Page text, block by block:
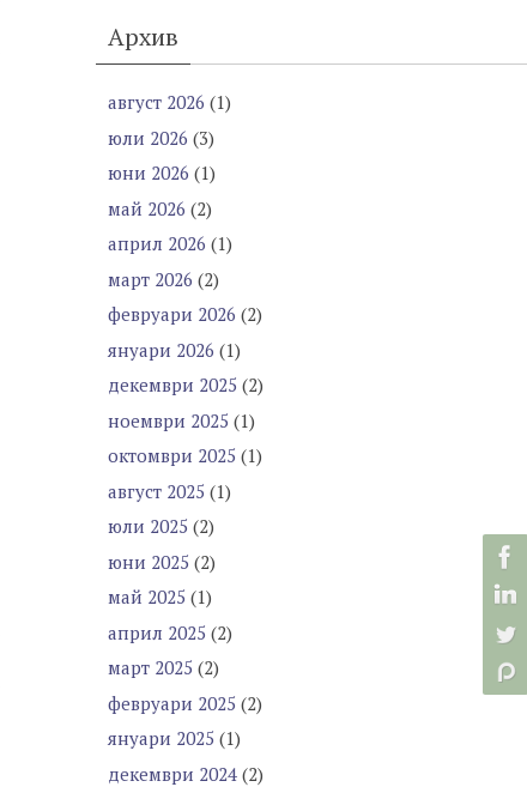
Архив
август 2026 (1)
юли 2026 (3)
юни 2026 (1)
май 2026 (2)
април 2026 (1)
март 2026 (2)
февруари 2026 (2)
януари 2026 (1)
декември 2025 (2)
ноември 2025 (1)
октомври 2025 (1)
август 2025 (1)
юли 2025 (2)
юни 2025 (2)
май 2025 (1)
април 2025 (2)
март 2025 (2)
февруари 2025 (2)
януари 2025 (1)
декември 2024 (2)